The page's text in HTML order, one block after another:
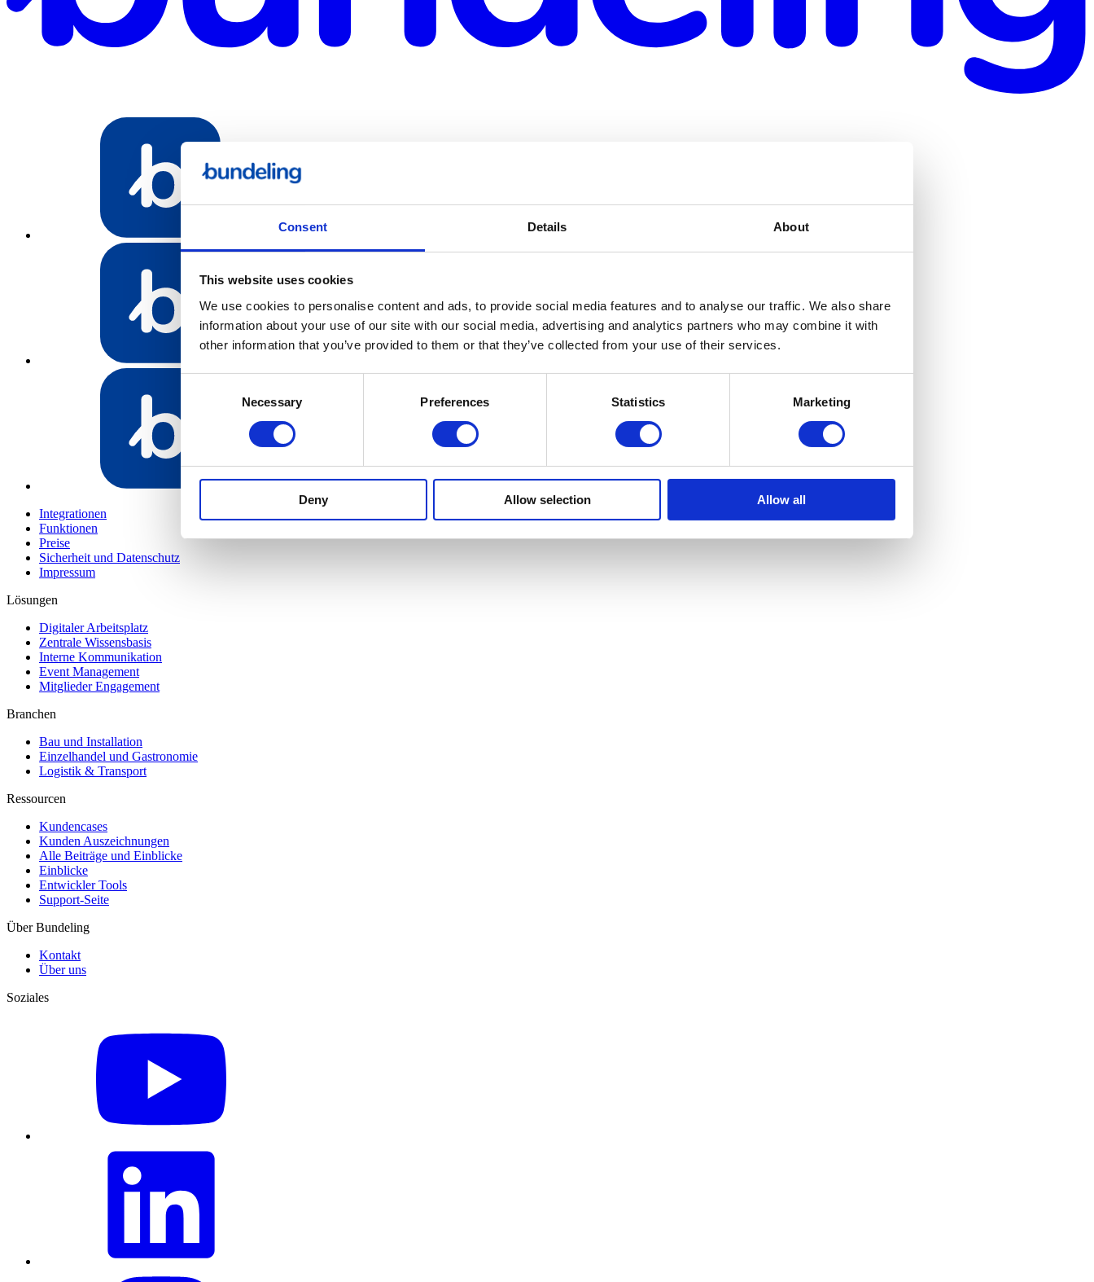
Consent Details About
This website uses cookies
We use cookies to personalise content and ads, to provide social media features and to analyse our traffic. We also share
information about your use of our site with our social media, advertising and analytics partners who may combine it with
other information that you’ve provided to them or that they’ve collected from your use of their services.
Necessary Preferences Statistics Marketing
Deny Allow selection Allow all
Bundeling Sports
Integrationen
Funktionen
Preise
Sicherheit und Datenschutz
Impressum
Lösungen
Digitaler Arbeitsplatz
Zentrale Wissensbasis
Interne Kommunikation
Event Management
Mitglieder Engagement
Branchen
Bau und Installation
Einzelhandel und Gastronomie
Logistik & Transport
Ressourcen
Kundencases​
Kunden Auszeichnungen
Alle Beiträge und Einblicke
Einblicke
Entwickler Tools
Support-Seite
Über Bundeling
Kontakt
Über uns
Soziales